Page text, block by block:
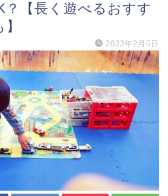
？【長く遊べるおすす
2023年2月5日